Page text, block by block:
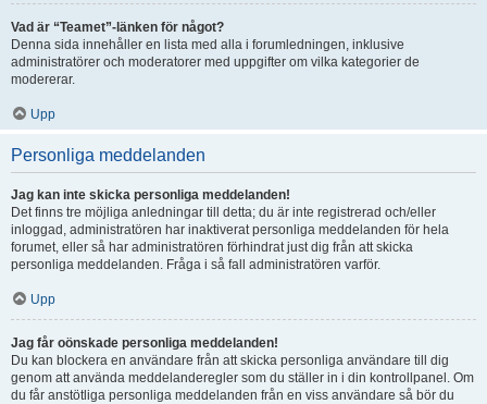
Vad är “Teamet”-länken för något?
Denna sida innehåller en lista med alla i forumledningen, inklusive
administratörer och moderatorer med uppgifter om vilka kategorier de
modererar.
Upp
Personliga meddelanden
Jag kan inte skicka personliga meddelanden!
Det finns tre möjliga anledningar till detta; du är inte registrerad och/eller
inloggad, administratören har inaktiverat personliga meddelanden för hela
forumet, eller så har administratören förhindrat just dig från att skicka
personliga meddelanden. Fråga i så fall administratören varför.
Upp
Jag får oönskade personliga meddelanden!
Du kan blockera en användare från att skicka personliga användare till dig
genom att använda meddelanderegler som du ställer in i din kontrollpanel. Om
du får anstötliga personliga meddelanden från en viss användare så bör du